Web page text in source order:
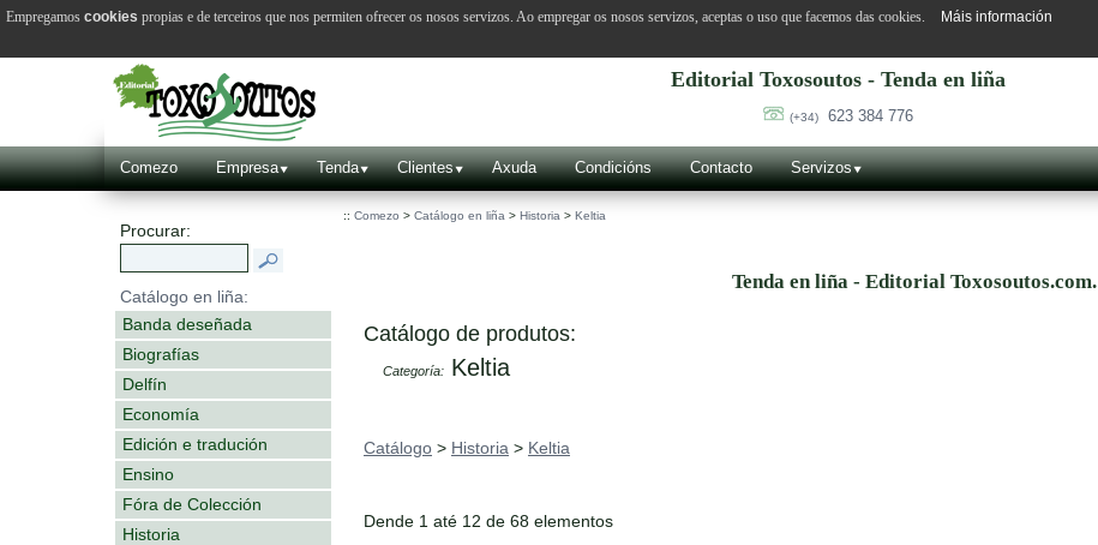
Editorial Toxosoutos - Tenda en liña
(+34) 623 384 776
Comezo Empresa Tenda Clientes Axuda Condicións Contacto Servizos
Procurar:
Catálogo en liña:
Banda deseñada
Biografías
Delfín
Economía
Edición e tradución
Ensino
Fóra de Colección
Historia
:: Comezo > Catálogo en liña > Historia > Keltia
Tenda en liña - Editorial Toxosoutos.com.
Catálogo de produtos:
Categoría: Keltia
Catálogo > Historia > Keltia
Dende 1 até 12 de 68 elementos
Empregamos cookies propias e de terceiros que nos permiten ofrecer os nosos servizos. Ao empregar os nosos servizos, aceptas o uso que facemos das cookies. Máis información